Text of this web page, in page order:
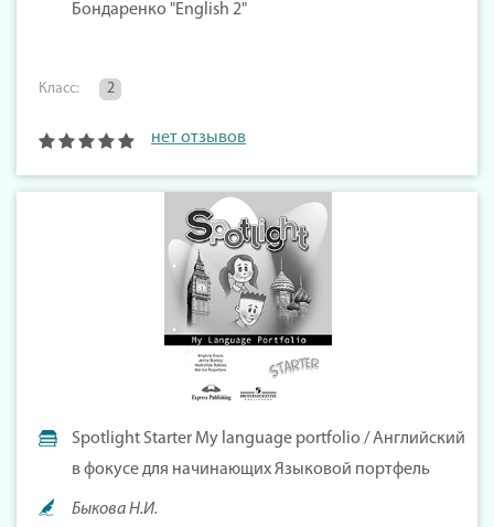
Бондаренко "English 2"
Класс: 2
нет отзывов
Spotlight Starter My language portfolio / Английский
в фокусе для начинающих Языковой портфель
Быкова Н.И.